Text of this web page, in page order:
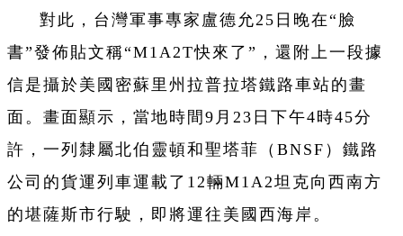
對此，台灣軍事專家盧德允25日晚在“臉
書”發佈貼文稱“M1A2T快來了”，還附上一段據
信是攝於美國密蘇里州拉普拉塔鐵路車站的畫
面。畫面顯示，當地時間9月23日下午4時45分
許，一列隸屬北伯靈頓和聖塔菲（BNSF）鐵路
公司的貨運列車運載了12輛M1A2坦克向西南方
的堪薩斯市行駛，即將運往美國西海岸。